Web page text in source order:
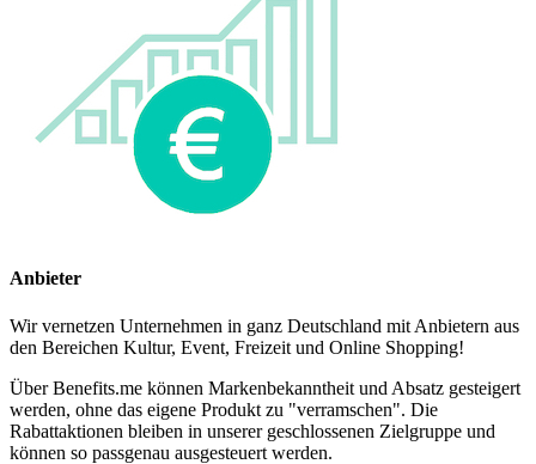
Anbieter
Wir vernetzen Unternehmen in ganz Deutschland mit Anbietern aus
den Bereichen Kultur, Event, Freizeit und Online Shopping!
Über Benefits.me können Markenbekanntheit und Absatz gesteigert
werden, ohne das eigene Produkt zu "verramschen". Die
Rabattaktionen bleiben in unserer geschlossenen Zielgruppe und
können so passgenau ausgesteuert werden.